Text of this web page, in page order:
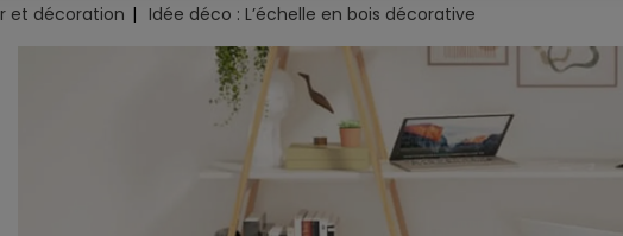
et décoration Idée déco : L’échelle en bois décorative